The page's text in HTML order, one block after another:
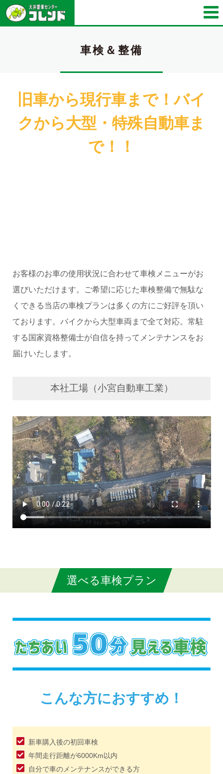
車検＆整備
旧車から現行車まで！バイ
クから大型・特殊自動車ま
で！！
お客様のお車の使用状況に合わせて車検メニューがお
選びいただけます。ご希望に応じた車検整備で無駄な
くできる当店の車検プランは多くの方にご好評を頂い
ております。バイクから大型車両まで全て対応。常駐
する国家資格整備士が自信を持ってメンテナンスをお
届けいたします。
本社工場（小宮自動車工業）
選べる車検プラン
こんな方におすすめ！
新車購入後の初回車検
年間走行距離が6000Km以内
自分で車のメンテナンスができる方